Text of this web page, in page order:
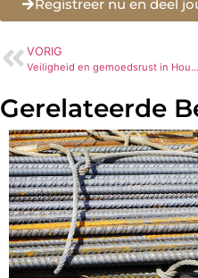
Registreer nu en deel
VORIG
Veiligheid en gemoedsrust in Houten: jouw slotenexpert
Gerelateerde